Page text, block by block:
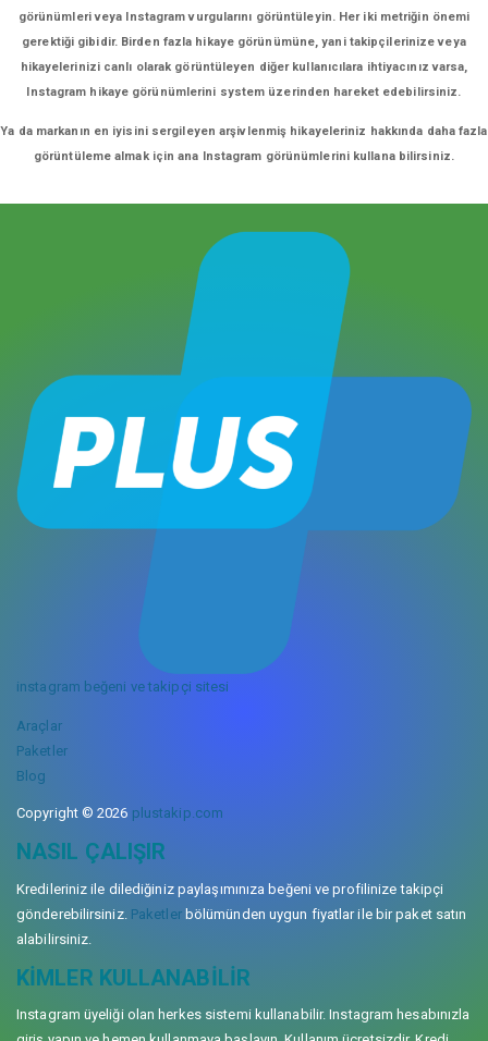
görünümleri veya Instagram vurgularını görüntüleyin. Her iki metriğin önemi
gerektiği gibidir. Birden fazla hikaye görünümüne, yani takipçilerinize veya
hikayelerinizi canlı olarak görüntüleyen diğer kullanıcılara ihtiyacınız varsa,
Instagram hikaye görünümlerini system üzerinden hareket edebilirsiniz.
Ya da markanın en iyisini sergileyen arşivlenmiş hikayeleriniz hakkında daha fazla
görüntüleme almak için ana Instagram görünümlerini kullana bilirsiniz.
instagram beğeni ve takipçi sitesi
Araçlar
Paketler
Blog
Copyright © 2026 plustakip.com
NASIL ÇALIŞIR
Kredileriniz ile dilediğiniz paylaşımınıza beğeni ve profilinize takipçi
gönderebilirsiniz. Paketlerbölümünden uygun fiyatlar ile bir paket satın
alabilirsiniz.
KIMLER KULLANABILIR
Instagram üyeliği olan herkes sistemi kullanabilir. Instagram hesabınızla